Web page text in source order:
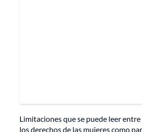
Limitaciones que se puede leer
los derechos de las mujeres como